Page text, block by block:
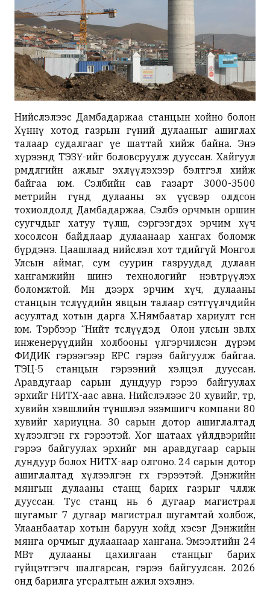
Нийслэлээс Дамбадаржаа станцын хойно болон
Хүннү хотод газрын гүний дулааныг ашиглах
талаар судалгааг үе шаттай хийж байна. Энэ
хүрээнд ТЭЗҮ-ийг боловсруулж дууссан. Хайгуул
өрөмдлөгийн ажлыг эхлүүлэхээр бэлтгэл хийж
байгаа юм. Сэлбийн сав газарт 3000-3500
метрийн гүнд дулааны эх үүсвэр олдсон
тохиолдолд Дамбадаржаа, Сэлбэ орчмын оршин
суугчдыг хатуу түлш, сэргээгдэх эрчим хүч
хосолсон байдлаар дулаанаар хангах боломж
бүрдэнэ. Цаашлаад нийслэл хот төдийгүй Монгол
Улсын аймаг, сум суурин газруудад дулаан
хангамжийн шинэ технологийг нэвтрүүлэх
боломжтой. Мөн дээрх эрчим хүч, дулааны
станцын төслүүдийн явцын талаар сэтгүүлчдийн
асуултад хотын дарга Х.Нямбаатар хариулт өгсөн
юм. Тэрбээр “Нийт төслүүдэд Олон улсын зөвлөх
инженерүүдийн холбооны үлгэрчилсэн дүрэм
ФИДИК гэрээгээр EPC гэрээ байгуулж байгаа.
ТЭЦ-5 станцын гэрээний хэлцэл дууссан.
Аравдугаар сарын дундуур гэрээ байгуулах
эрхийг НИТХ-аас авна. Нийслэлээс 20 хувийг, төр,
хувийн хэвшлийн түншлэл эзэмшигч компани 80
хувийг хариуцна. 30 сарын дотор ашиглалтад
хүлээлгэн өгөх гэрээтэй. Хог шатаах үйлдвэрийн
гэрээ байгуулах эрхийг мөн аравдугаар сарын
дундуур болох НИТХ-аар олгоно. 24 сарын дотор
ашиглалтад хүлээлгэн өгөх гэрээтэй. Дэнжийн
мянгын дулааны станц барих газрыг чөлөөлж
дууссан. Тус станц нь 6 дугаар магистрал
шугамыг 7 дугаар магистрал шугамтай холбож,
Улаанбаатар хотын баруун хойд хэсэг Дэнжийн
мянга орчмыг дулаанаар хангана. Эмээлтийн 24
МВт дулааны цахилгаан станцыг барих
гүйцэтгэгч шалгарсан, гэрээ байгуулсан. 2026
онд барилга угсралтын ажил эхэлнэ.